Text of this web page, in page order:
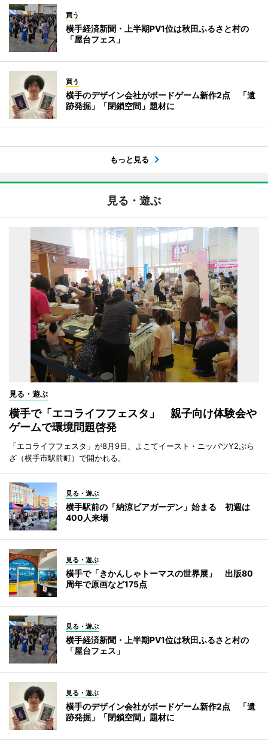
買う
横手経済新聞・上半期PV1位は秋田ふるさと村の
「屋台フェス」
買う
横手のデザイン会社がボードゲーム新作2点 「遺
跡発掘」「閉鎖空間」題材に
もっと見る
見る・遊ぶ
見る・遊ぶ
横手で「エコライフフェスタ」 親子向け体験会や
ゲームで環境問題啓発
「エコライフフェスタ」が8月9日、よこてイースト・ニッパツY2ぷら
ざ（横手市駅前町）で開かれる。
見る・遊ぶ
横手駅前の「納涼ビアガーデン」始まる 初週は
400人来場
見る・遊ぶ
横手で「きかんしゃトーマスの世界展」 出版80
周年で原画など175点
見る・遊ぶ
横手経済新聞・上半期PV1位は秋田ふるさと村の
「屋台フェス」
見る・遊ぶ
横手のデザイン会社がボードゲーム新作2点 「遺
跡発掘」「閉鎖空間」題材に